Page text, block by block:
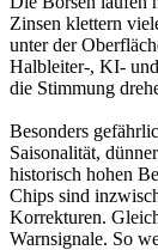
Zinsen klettern
unter der
Halbleiter-, KI-
die Stimmung
Besonders
Saisonalität,
historisch hohen
Chips sind
Korrekturen.
Warnsignale. So